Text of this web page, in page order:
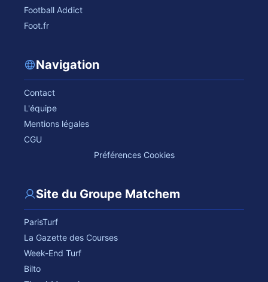
Football Addict
Foot.fr
Navigation
Contact
L'équipe
Mentions légales
CGU
Préférences Cookies
Site du Groupe Matchem
ParisTurf
La Gazette des Courses
Week-End Turf
Bilto